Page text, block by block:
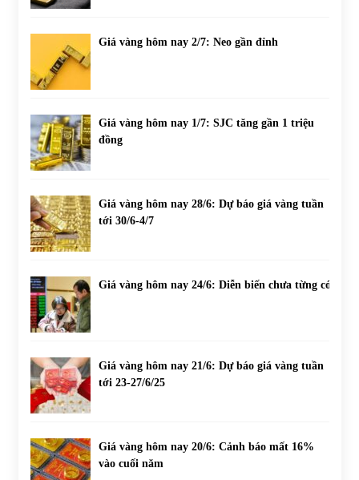
Giá vàng hôm nay 2/7: Neo gần đỉnh
Giá vàng hôm nay 1/7: SJC tăng gần 1 triệu
đồng
Giá vàng hôm nay 28/6: Dự báo giá vàng tuần
tới 30/6-4/7
Giá vàng hôm nay 24/6: Diễn biến chưa từng có
Giá vàng hôm nay 21/6: Dự báo giá vàng tuần
tới 23-27/6/25
Giá vàng hôm nay 20/6: Cảnh báo mất 16%
vào cuối năm